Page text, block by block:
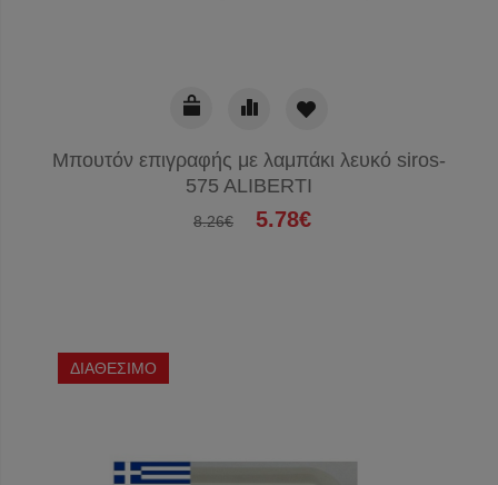
Μπουτόν επιγραφής με λαμπάκι λευκό siros-
575 ALIBERTI
8.26€ 5.78€
ΔΙΑΘΕΣΙΜΟ